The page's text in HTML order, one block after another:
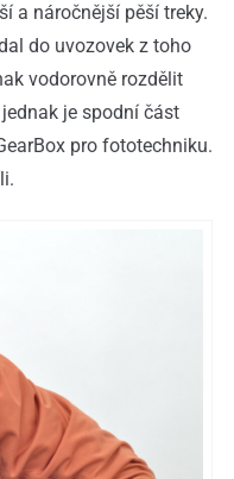
a náročnější pěší treky.
do uvozovek z toho
vodorovně rozdělit
je spodní část
pro fototechniku.